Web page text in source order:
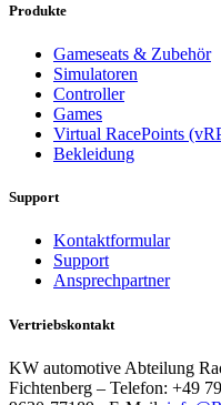
Produkte
Gameseats & Zubehör
Simulatoren
Controller
Games
Virtual RacePoints
Bekleidung
Support
Kontaktformular
Support
Ansprechpartner
Vertriebskontakt
KW automotive Abteilung
Fichtenberg – Telefon: +49